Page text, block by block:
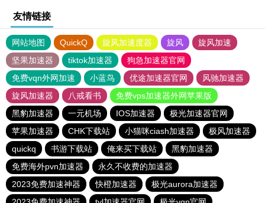
友情链接
网站地图 QuickQ 旋风加速度器 旋风
旋风加速
坚果加速器
tiktok加速器
狗急加速器官网
免费vqn外网加速
小蓝鸟 优途加速器官网
风驰加速器
旋风加速器
八戒看书
免费vps加速器外网苹果版
黑豹加速器
一元机场 IOS加速器
极光加速器官网
苹果加速器
CHK下载站 小猫咪ciash加速器
极风加速器
quickq
书游下载站 俺来买下载站
黑豹加速器
免费海外pvn加速器
永久不收费的加速器
2023免费加速神器
快橙加速器
极光aurora加速器